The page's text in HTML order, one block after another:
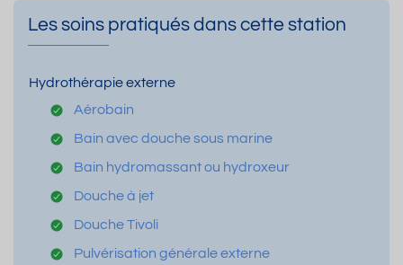
Les soins pratiqués dans cette station
Hydrothérapie externe
Aérobain
Bain avec douche sous marine
Bain hydromassant ou hydroxeur
Douche à jet
Douche Tivoli
Pulvérisation générale externe